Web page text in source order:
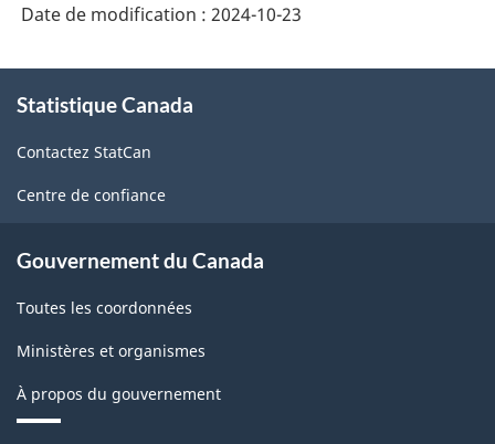
Date de modification : 2024-10-23
propos
ce
site
Statistique Canada
Contactez StatCan
Centre de confiance
Gouvernement du Canada
Toutes les coordonnées
Ministères et organismes
À propos du gouvernement